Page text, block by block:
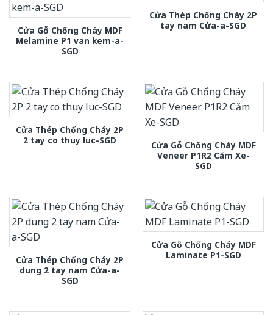
Cửa Gỗ Chống Cháy MDF
Melamine P1 van kem-a-
SGD
Cửa Thép Chống Cháy 2P
tay nam Cửa-a-SGD
Cửa Thép Chống Cháy 2P
2 tay co thuy luc-SGD
Cửa Gỗ Chống Cháy MDF
Veneer P1R2 Căm Xe-
SGD
Cửa Thép Chống Cháy 2P
dung 2 tay nam Cửa-a-
SGD
Cửa Gỗ Chống Cháy MDF
Laminate P1-SGD